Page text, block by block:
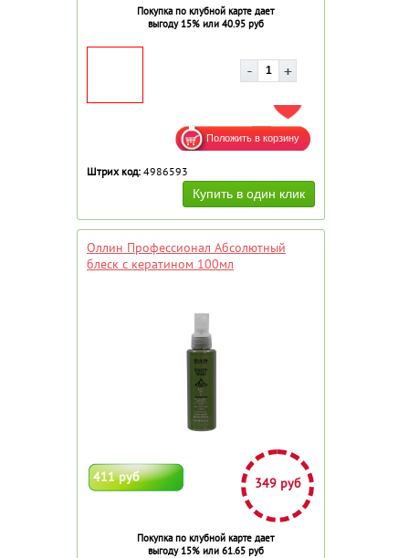
Покупка по клубной карте дает
выгоду 15% или 40.95 руб
ДОБАВИТЬ В ИЗБРАННОЕ
Штрих код: 4986593
Оллин Профессионал Абсолютный
блеск с кератином 100мл
411 руб 349 руб
Покупка по клубной карте дает
выгоду 15% или 61.65 руб